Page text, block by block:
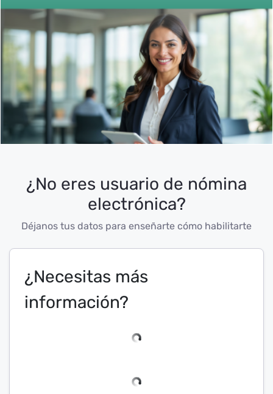
¿No eres usuario de nómina
electrónica?
Déjanos tus datos para enseñarte cómo habilitarte
¿Necesitas más
información?